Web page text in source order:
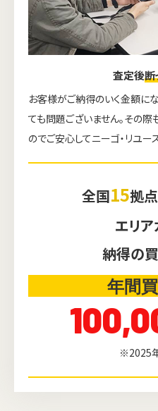
査定後断
お客様がご納得のいく金額に
ても問題ございません。その
のでご安心してニーゴ・リユー
全国15拠点
エリア
納得の
年間
※2025